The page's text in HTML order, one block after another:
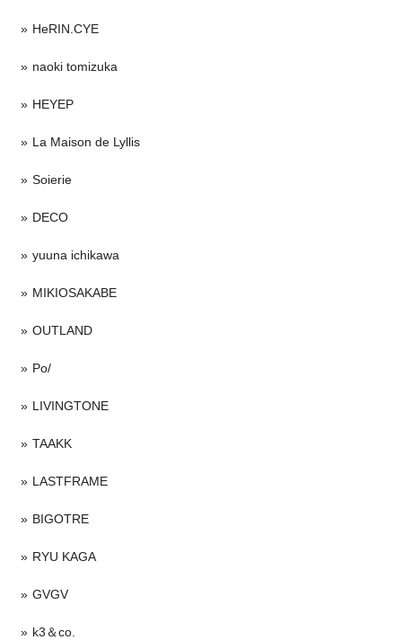
HeRIN.CYE
naoki tomizuka
HEYEP
La Maison de Lyllis
Soierie
DECO
yuuna ichikawa
MIKIOSAKABE
OUTLAND
Po/
LIVINGTONE
TAAKK
LASTFRAME
BIGOTRE
RYU KAGA
GVGV
k3＆co.